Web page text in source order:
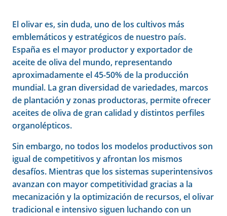
El olivar es, sin duda, uno de los cultivos más
emblemáticos y estratégicos de nuestro país.
España es el mayor productor y exportador de
aceite de oliva del mundo, representando
aproximadamente el 45-50% de la producción
mundial. La gran diversidad de variedades, marcos
de plantación y zonas productoras, permite ofrecer
aceites de oliva de gran calidad y distintos perfiles
organolépticos.
Sin embargo, no todos los modelos productivos son
igual de competitivos y afrontan los mismos
desafíos. Mientras que los sistemas superintensivos
avanzan con mayor competitividad gracias a la
mecanización y la optimización de recursos, el olivar
tradicional e intensivo siguen luchando con un